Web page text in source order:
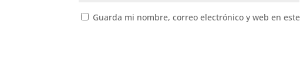
Guarda mi nombre, correo electrónico y web en